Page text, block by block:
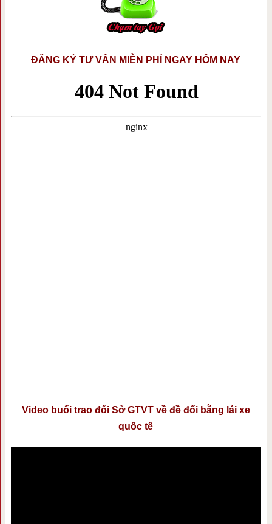
ĐĂNG KÝ TƯ VẤN MIỄN PHÍ NGAY HÔM NAY
Video buổi trao đổi Sở GTVT về đề đổi bằng lái xe
quốc tế